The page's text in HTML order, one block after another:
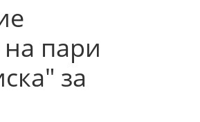
пари
за